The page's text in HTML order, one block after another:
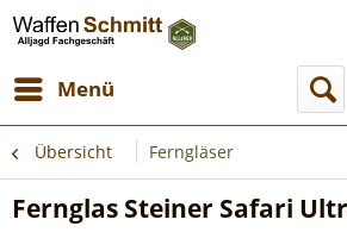
Menü
Übersicht Ferngläser
Fernglas Steiner Safari